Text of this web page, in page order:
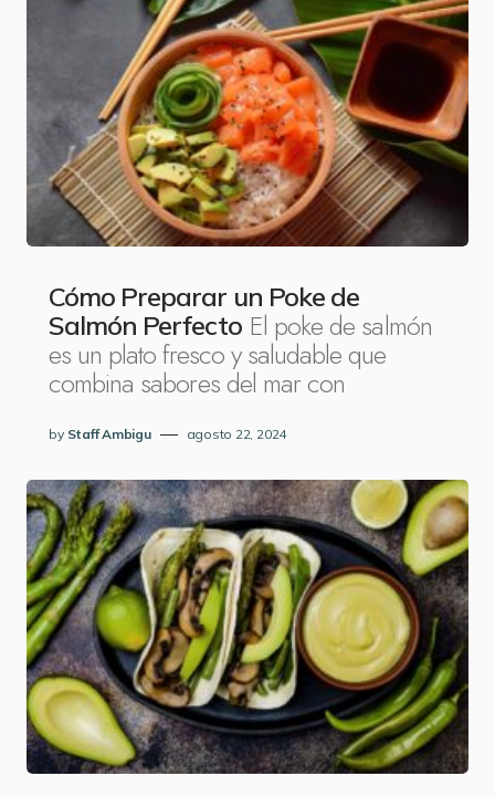
Cómo Preparar un Poke de
Salmón Perfecto El poke de salmón
es un plato fresco y saludable que
combina sabores del mar con
by Staff Ambigu agosto 22, 2024